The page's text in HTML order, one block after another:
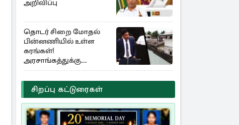
அறிவிப்பு
தொடர் சிறை மோதல்
பின்னணியில் உள்ள
கரங்கள்!
அரசாங்கத்துக்கு
கிடைத்த புலனாய்வு
தகவல்
சிறப்பு கட்டுரைகள்